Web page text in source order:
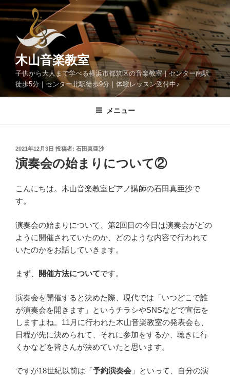
ン
ン
キ
木山音楽教室
子供から大人まで学べる横浜市都筑区の音楽教室｜センター南駅
徒歩5分｜センター北駅徒歩9分｜体験レッスン受付中♪
メニュー
投
稿
日:
2021年12月3日 投稿者: 石田真亜沙
演奏会の始まりについて②
こんにちは。木山音楽教室ピアノ講師の石田真亜沙で
す。
演奏会の始まりについて、第2回目の今日は演奏会がどの
ように開催されていたのか、どのような内容で行われて
いたのかをお話していきます。
まず、 開催方法についてです。
演奏会を開催すると決めた際、現代では「いつどこで誰
が演奏会を開きます」というチラシやSNSなどで宣伝を
しますよね。11月に行われた木山音楽教室の発表会も、
日程が先に決められて、それに参加をするか、聴きに行
くかなどを皆さんが決めていたと思います。
ですが18世紀以前は「予約演奏会 」といって、自分の演